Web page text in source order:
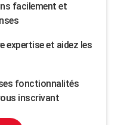
facilement et
expertise et aidez les
fonctionnalités
inscrivant